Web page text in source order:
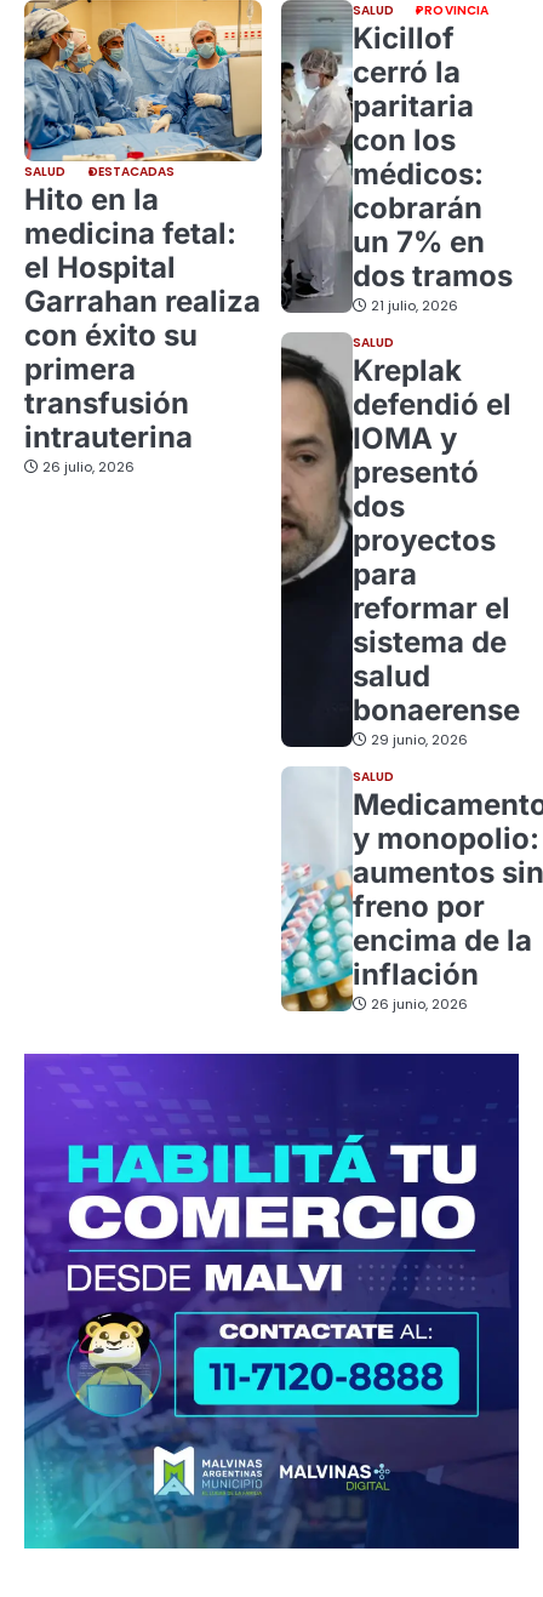
SALUD DESTACADAS
Hito en la
medicina fetal:
el Hospital
Garrahan realiza
con éxito su
primera
transfusión
intrauterina
26 julio, 2026
SALUD PROVINCIA
Kicillof
cerró la
paritaria
con los
médicos:
cobrarán
un 7% en
dos tramos
21 julio, 2026
SALUD
Kreplak
defendió el
IOMA y
presentó
dos
proyectos
para
reformar el
sistema de
salud
bonaerense
29 junio, 2026
SALUD
y monopolio:
aumentos sin
freno por
encima de la
inflación
26 junio, 2026